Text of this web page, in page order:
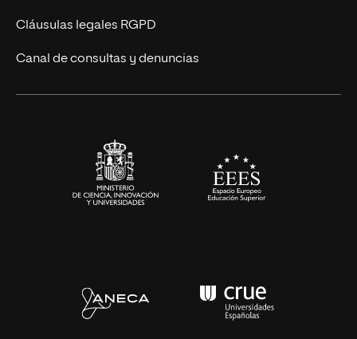
UNIR Revista
Eventos
Cláusulas legales RGPD
Canal de consultas y denuncias